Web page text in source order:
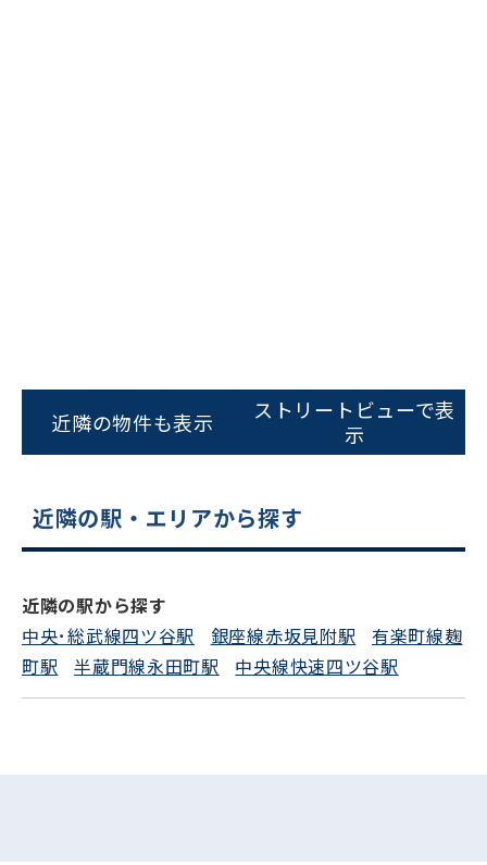
0120-620-213
電話でお問い合わせ
近隣の物件も表示
ストリートビューで表
示
近隣の駅・エリアから探す
近隣の駅から探す
中央･総武線四ツ谷駅
銀座線赤坂見附駅
有楽町線麹
町駅
半蔵門線永田町駅 中央線快速四ツ谷駅